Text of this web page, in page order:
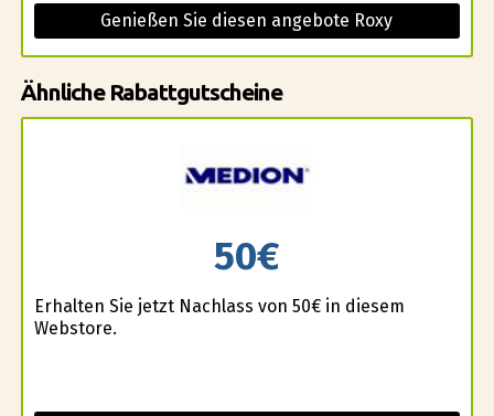
Genießen Sie diesen angebote Roxy
Ähnliche Rabattgutscheine
50€
Erhalten Sie jetzt Nachlass von 50€ in diesem
Webstore.